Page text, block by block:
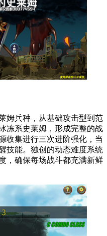
姆兵种，从基础攻击型到范
冻系史莱姆，形成完整的战
收集进行三次进阶强化，当
技能。独创的动态难度系统
，确保每场战斗都充满新鲜